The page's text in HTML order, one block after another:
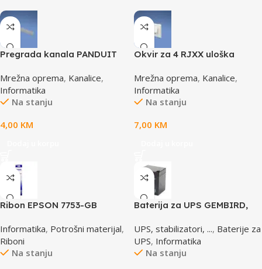
Pregrada kanala PANDUIT
Mrežna oprema, Kanalice,
Informatika
Na stanju
4,00 KM
Okvir za 4 RJXX uloška
Mrežna oprema, Kanalice,
Informatika
Na stanju
7,00 KM
Ribon EPSON 7753-GB
/4X0/5X0/8X0 (A4)S015633
Informatika, Potrošni materijal,
Riboni
Na stanju
Baterija za UPS GEMBIRD,
UPS, stabilizatori, ..., Baterije za
UPS, Informatika
Na stanju